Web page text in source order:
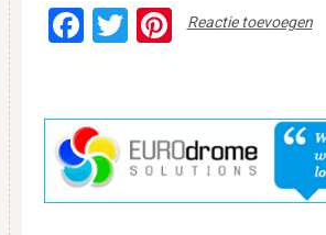
Facebook
Twitter
Pinterest
Reactie toevoegen